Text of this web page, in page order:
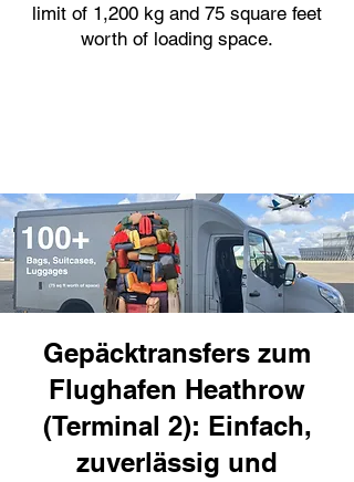
limit of 1,200 kg and 75 square feet
worth of loading space.
Gepäcktransfers zum
Flughafen Heathrow
(Terminal 2): Einfach,
zuverlässig und